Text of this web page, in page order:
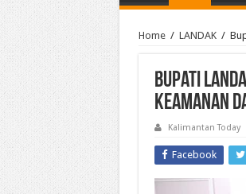
Home / LANDAK /
Bupati
Keamanan
Kalimantan Today
Facebook